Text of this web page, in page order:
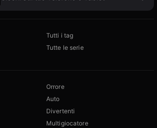
Tutti i tag
Tutte le serie
Orrore
Auto
Divertenti
Multigiocatore